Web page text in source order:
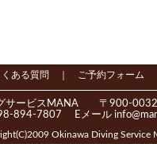
くある質問 ご予約フォーム
グサービスMANA 〒900-
894-7807 Eメール
Okinawa Diving Service